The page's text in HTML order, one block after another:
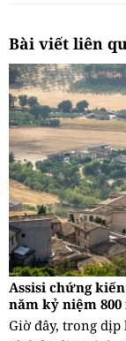
Bài viết liên
Assisi chứng
năm kỷ niệm
Giờ đây, trong dịp